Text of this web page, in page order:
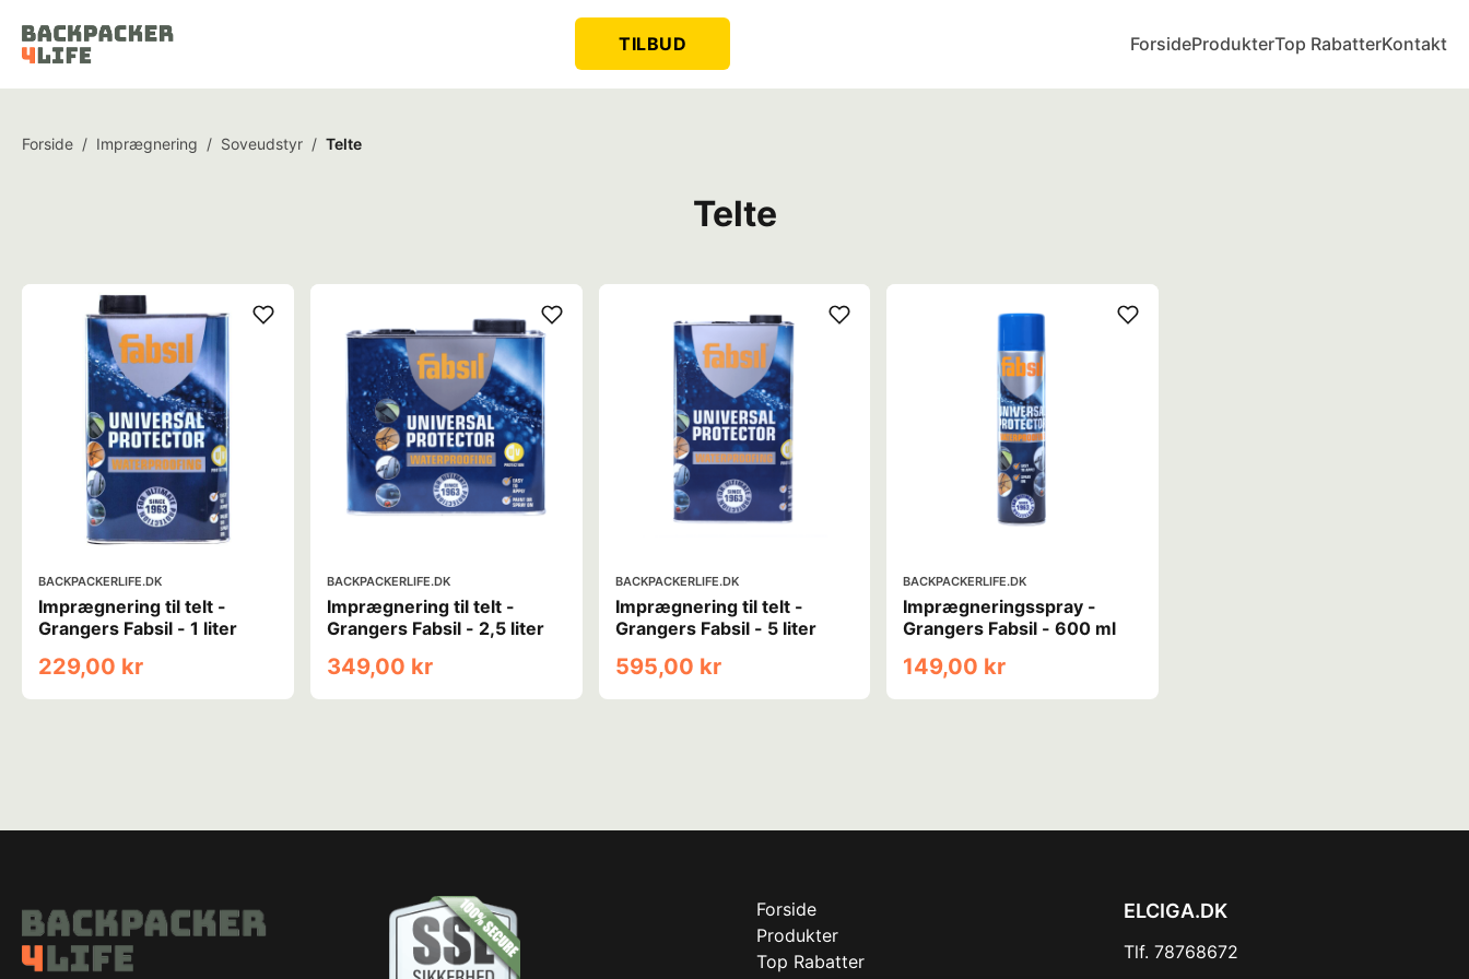
TILBUD ForsideProdukterTop RabatterKontakt
Forside / Imprægnering / Soveudstyr / Telte
Telte
BACKPACKERLIFE.DK
Imprægnering til telt -
Grangers Fabsil - 1 liter
229,00 kr
BACKPACKERLIFE.DK
Imprægnering til telt -
Grangers Fabsil - 2,5 liter
349,00 kr
BACKPACKERLIFE.DK
Imprægnering til telt -
Grangers Fabsil - 5 liter
595,00 kr
BACKPACKERLIFE.DK
Imprægneringsspray -
Grangers Fabsil - 600 ml
149,00 kr
Forside
Produkter
Top Rabatter
ELCIGA.DK
Tlf. 78768672